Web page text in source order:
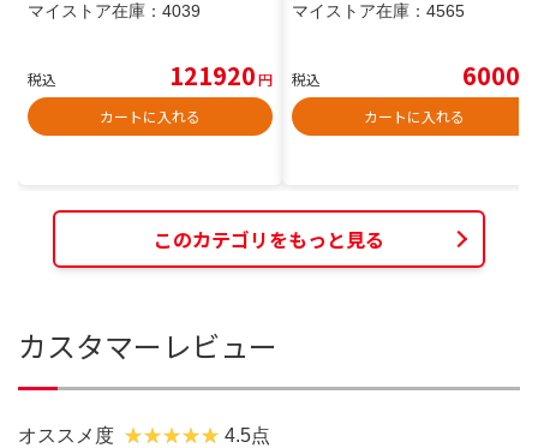
マイストア在庫： 4039
税込 121920円
カートに入れる
マイストア在庫： 4565
税込 6000
カートに入れる
このカテゴリをもっと見る
カスタマーレビュー
オススメ度 4.5点